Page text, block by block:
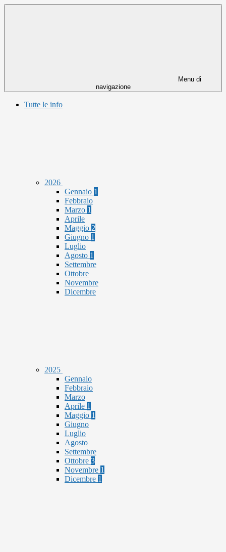
Menu di
navigazione
Tutte le info
2026
Gennaio 1
Febbraio
Marzo 1
Aprile
Maggio 2
Giugno 1
Luglio
Agosto 1
Settembre
Ottobre
Novembre
Dicembre
2025
Gennaio
Febbraio
Marzo
Aprile 1
Maggio 1
Giugno
Luglio
Agosto
Settembre
Ottobre 3
Novembre 1
Dicembre 1